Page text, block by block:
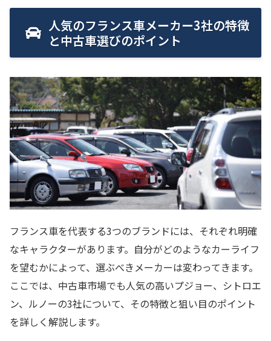
人気のフランス車メーカー3社の特徴
と中古車選びのポイント
フランス車を代表する3つのブランドには、それぞれ明確
なキャラクターがあります。自分がどのようなカーライフ
を望むかによって、選ぶべきメーカーは変わってきます。
ここでは、中古車市場でも人気の高いプジョー、シトロエ
ン、ルノーの3社について、その特徴と狙い目のポイント
を詳しく解説します。